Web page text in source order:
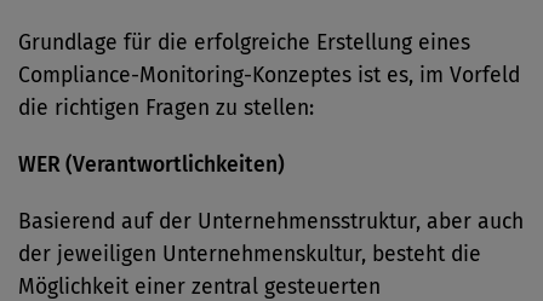
Grundlage für die erfolgreiche Erstellung eines
Compliance-Monitoring-Konzeptes ist es, im Vorfeld
die richtigen Fragen zu stellen:
WER (Verantwortlichkeiten)
Basierend auf der Unternehmensstruktur, aber auch
der jeweiligen Unternehmenskultur, besteht die
Möglichkeit einer zentral gesteuerten